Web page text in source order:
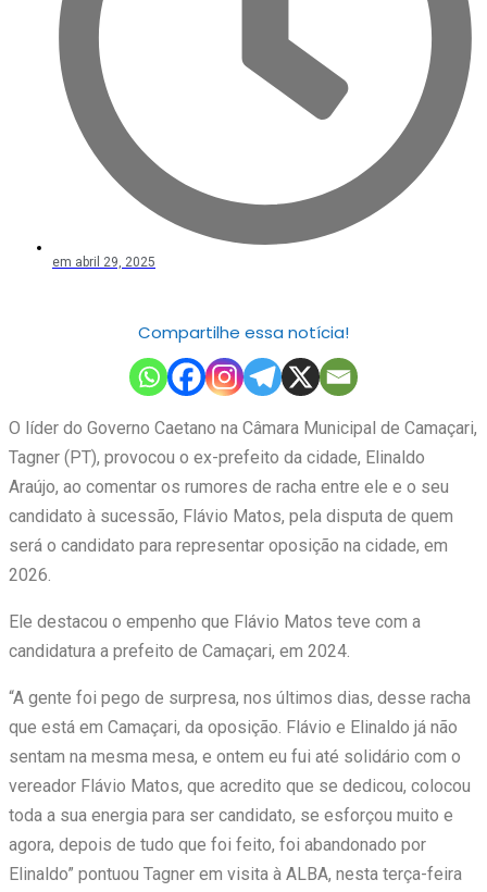
em abril 29, 2025
Compartilhe essa notícia!
O líder do Governo Caetano na Câmara Municipal de Camaçari,
Tagner (PT), provocou o ex-prefeito da cidade, Elinaldo
Araújo, ao comentar os rumores de racha entre ele e o seu
candidato à sucessão, Flávio Matos, pela disputa de quem
será o candidato para representar oposição na cidade, em
2026.
Ele destacou o empenho que Flávio Matos teve com a
candidatura a prefeito de Camaçari, em 2024.
“A gente foi pego de surpresa, nos últimos dias, desse racha
que está em Camaçari, da oposição. Flávio e Elinaldo já não
sentam na mesma mesa, e ontem eu fui até solidário com o
vereador Flávio Matos, que acredito que se dedicou, colocou
toda a sua energia para ser candidato, se esforçou muito e
agora, depois de tudo que foi feito, foi abandonado por
Elinaldo” pontuou Tagner em visita à ALBA, nesta terça-feira